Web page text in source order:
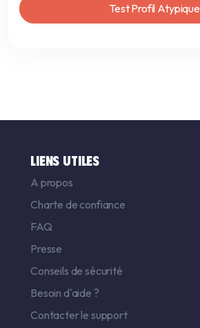
Test Profil Atypique
LIENS UTILES
A propos
Charte de confiance
FAQ
Presse
Conseils de sécurité
Besoin d'aide ?
Contacter le support